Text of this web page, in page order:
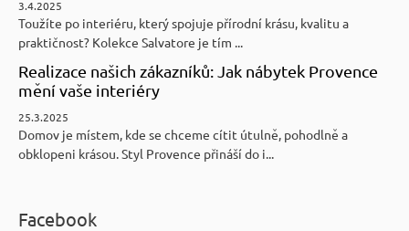
3.4.2025
Toužíte po interiéru, který spojuje přírodní krásu, kvalitu a
praktičnost? Kolekce Salvatore je tím ...
Realizace našich zákazníků: Jak nábytek Provence
mění vaše interiéry
25.3.2025
Domov je místem, kde se chceme cítit útulně, pohodlně a
obklopeni krásou. Styl Provence přináší do i...
Facebook